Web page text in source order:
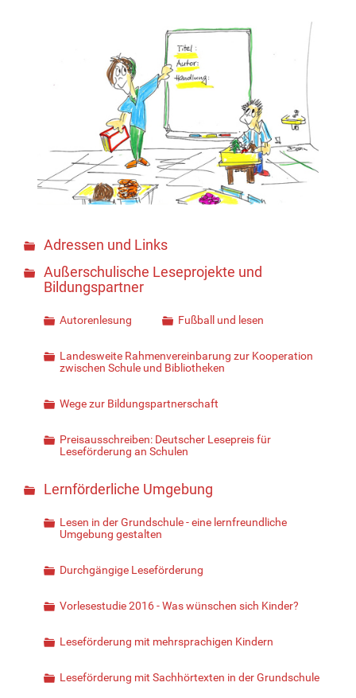
Adressen und Links
Außerschulische Leseprojekte und
Bildungspartner
Autorenlesung Fußball und lesen
Landesweite Rahmenvereinbarung zur Kooperation
zwischen Schule und Bibliotheken
Wege zur Bildungspartnerschaft
Preisausschreiben: Deutscher Lesepreis für
Leseförderung an Schulen
Lernförderliche Umgebung
Lesen in der Grundschule - eine lernfreundliche
Umgebung gestalten
Durchgängige Leseförderung
Vorlesestudie 2016 - Was wünschen sich Kinder?
Leseförderung mit mehrsprachigen Kindern
Leseförderung mit Sachhörtexten in der Grundschule